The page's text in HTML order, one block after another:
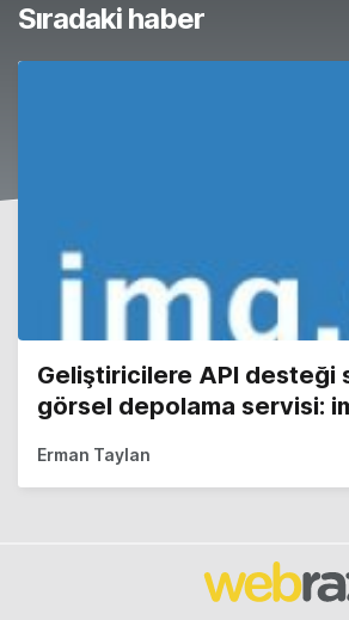
Sıradaki haber
Geliştiricilere API desteği
görsel depolama servisi:
Erman Taylan